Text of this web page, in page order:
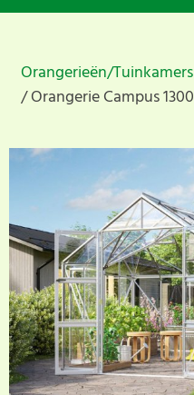
Orangerieën/Tuinkamers
Orangerie Campus 1300